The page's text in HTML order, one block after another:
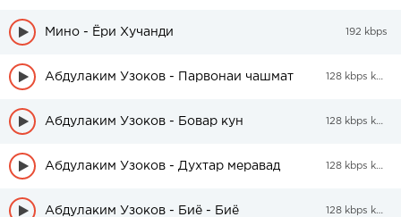
Мино - Ёри Хучанди 192 kbps
Абдулаким Узоков - Парвонаи чашмат 128 kbps kbps
Абдулаким Узоков - Бовар кун 128 kbps kbps
Абдулаким Узоков - Духтар меравад 128 kbps kbps
Абдулаким Узоков - Биё - Биё 128 kbps kbps